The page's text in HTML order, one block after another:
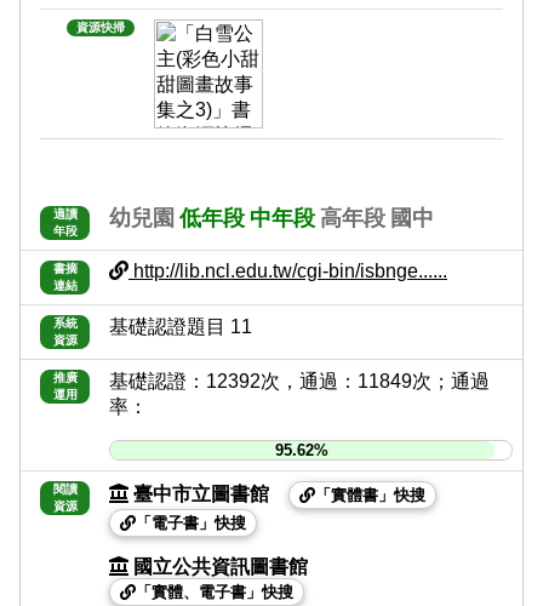
資源快掃
適讀
年段
幼兒園 低年段 中年段 高年段 國中
書摘
連結
http://lib.ncl.edu.tw/cgi-bin/isbnge......
系統
資源
基礎認證題目 11
推廣
運用
基礎認證：12392次，通過：11849次；通過
率：
95.62%
閱讀
資源
臺中市立圖書館
「實體書」快搜
「電子書」快搜
國立公共資訊圖書館
「實體、電子書」快搜